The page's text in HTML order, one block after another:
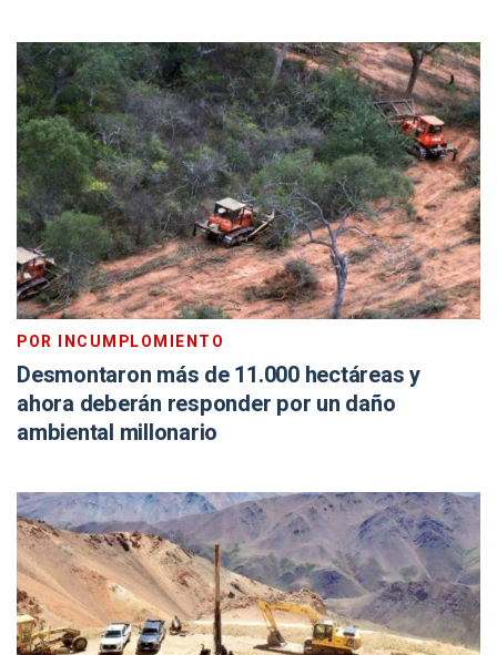
POR INCUMPLOMIENTO
Desmontaron más de 11.000 hectáreas y
ahora deberán responder por un daño
ambiental millonario